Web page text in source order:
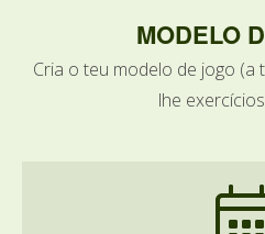
MODELO
Cria o teu modelo de jogo (a
lhe